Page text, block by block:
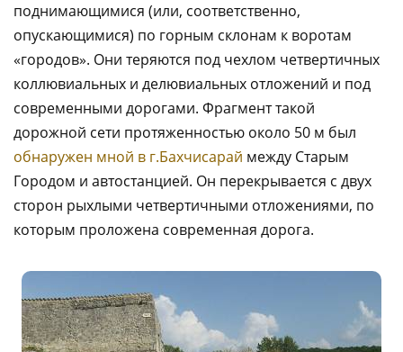
поднимающимися (или, соответственно,
опускающимися) по горным склонам к воротам
«городов». Они теряются под чехлом четвертичных
коллювиальных и делювиальных отложений и под
современными дорогами. Фрагмент такой
дорожной сети протяженностью около 50 м был
обнаружен мной в г.Бахчисарай между Старым
Городом и автостанцией. Он перекрывается с двух
сторон рыхлыми четвертичными отложениями, по
которым проложена современная дорога.